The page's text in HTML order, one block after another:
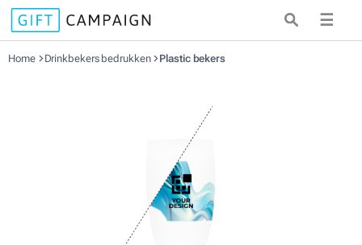
☰
Home Drinkbekers bedrukken Plastic bekers